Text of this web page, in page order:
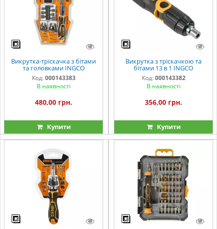
Викрутка-тріскачка з бітами
та головками INGCO
Код: 000143383
В наявності
480,00 грн.
Купити
Викрутка з тріскачкою та
бітами 13 в 1 INGCO
Код: 000143382
В наявності
356,00 грн.
Купити